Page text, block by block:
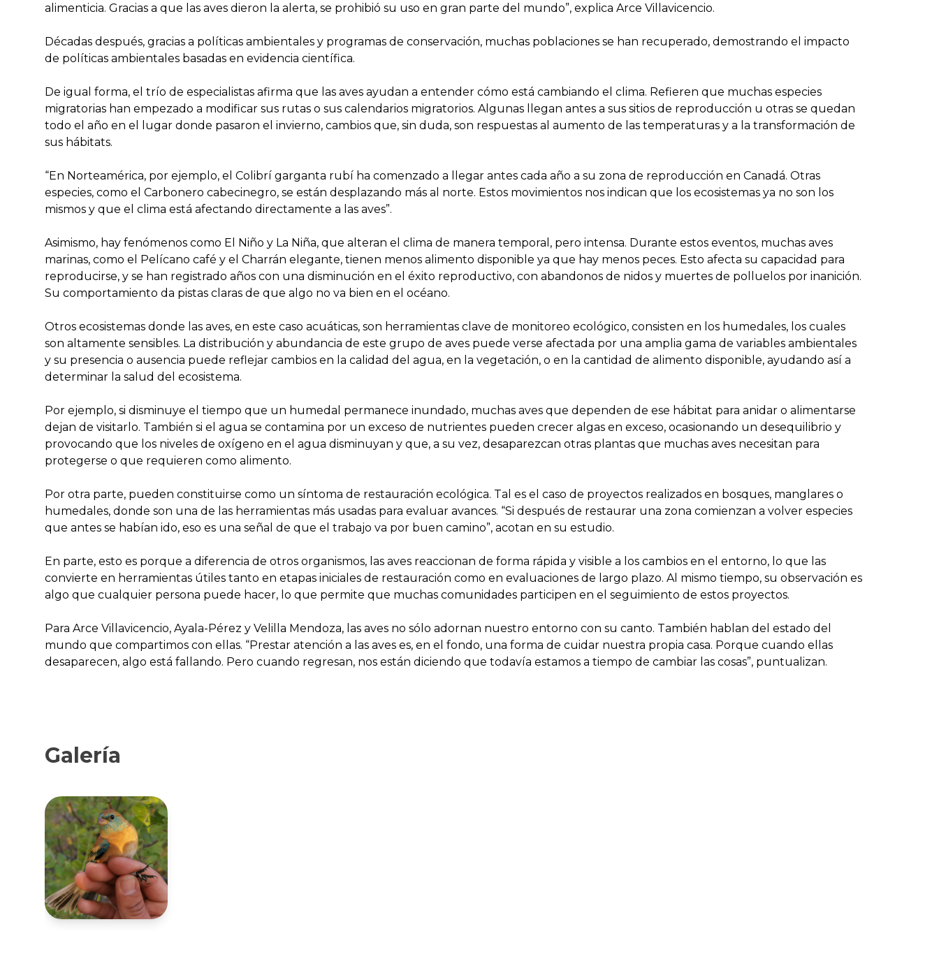
alimenticia. Gracias a que las aves dieron la alerta, se prohibió su uso en gran parte del mundo”, explica Arce Villavicencio.
Décadas después, gracias a políticas ambientales y programas de conservación, muchas poblaciones se han recuperado, demostrando el impacto
de políticas ambientales basadas en evidencia científica.
De igual forma, el trío de especialistas afirma que las aves ayudan a entender cómo está cambiando el clima. Refieren que muchas especies
migratorias han empezado a modificar sus rutas o sus calendarios migratorios. Algunas llegan antes a sus sitios de reproducción u otras se quedan
todo el año en el lugar donde pasaron el invierno, cambios que, sin duda, son respuestas al aumento de las temperaturas y a la transformación de
sus hábitats.
“En Norteamérica, por ejemplo, el Colibrí garganta rubí ha comenzado a llegar antes cada año a su zona de reproducción en Canadá. Otras
especies, como el Carbonero cabecinegro, se están desplazando más al norte. Estos movimientos nos indican que los ecosistemas ya no son los
mismos y que el clima está afectando directamente a las aves”.
Asimismo, hay fenómenos como El Niño y La Niña, que alteran el clima de manera temporal, pero intensa. Durante estos eventos, muchas aves
marinas, como el Pelícano café y el Charrán elegante, tienen menos alimento disponible ya que hay menos peces. Esto afecta su capacidad para
reproducirse, y se han registrado años con una disminución en el éxito reproductivo, con abandonos de nidos y muertes de polluelos por inanición.
Su comportamiento da pistas claras de que algo no va bien en el océano.
Otros ecosistemas donde las aves, en este caso acuáticas, son herramientas clave de monitoreo ecológico, consisten en los humedales, los cuales
son altamente sensibles. La distribución y abundancia de este grupo de aves puede verse afectada por una amplia gama de variables ambientales
y su presencia o ausencia puede reflejar cambios en la calidad del agua, en la vegetación, o en la cantidad de alimento disponible, ayudando así a
determinar la salud del ecosistema.
Por ejemplo, si disminuye el tiempo que un humedal permanece inundado, muchas aves que dependen de ese hábitat para anidar o alimentarse
dejan de visitarlo. También si el agua se contamina por un exceso de nutrientes pueden crecer algas en exceso, ocasionando un desequilibrio y
provocando que los niveles de oxígeno en el agua disminuyan y que, a su vez, desaparezcan otras plantas que muchas aves necesitan para
protegerse o que requieren como alimento.
Por otra parte, pueden constituirse como un síntoma de restauración ecológica. Tal es el caso de proyectos realizados en bosques, manglares o
humedales, donde son una de las herramientas más usadas para evaluar avances. “Si después de restaurar una zona comienzan a volver especies
que antes se habían ido, eso es una señal de que el trabajo va por buen camino”, acotan en su estudio.
En parte, esto es porque a diferencia de otros organismos, las aves reaccionan de forma rápida y visible a los cambios en el entorno, lo que las
convierte en herramientas útiles tanto en etapas iniciales de restauración como en evaluaciones de largo plazo. Al mismo tiempo, su observación es
algo que cualquier persona puede hacer, lo que permite que muchas comunidades participen en el seguimiento de estos proyectos.
Para Arce Villavicencio, Ayala-Pérez y Velilla Mendoza, las aves no sólo adornan nuestro entorno con su canto. También hablan del estado del
mundo que compartimos con ellas. “Prestar atención a las aves es, en el fondo, una forma de cuidar nuestra propia casa. Porque cuando ellas
desaparecen, algo está fallando. Pero cuando regresan, nos están diciendo que todavía estamos a tiempo de cambiar las cosas”, puntualizan.
Galería